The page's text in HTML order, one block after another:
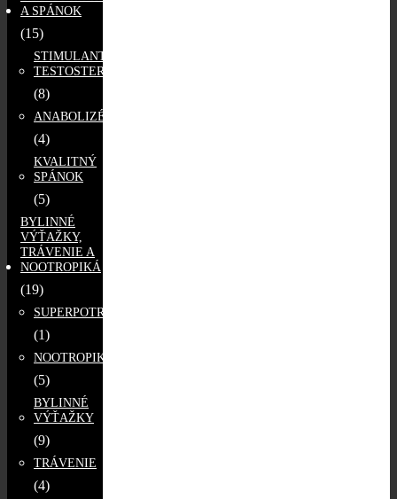
A SPÁNOK
(15)
STIMULANTY
TESTOSTERÓNU
(8)
ANABOLIZÉRY
(4)
KVALITNÝ
SPÁNOK
(5)
BYLINNÉ
VÝŤAŽKY,
TRÁVENIE A
NOOTROPIKÁ
(19)
SUPERPOTRAVINY
(1)
NOOTROPIKÁ
(5)
BYLINNÉ
VÝŤAŽKY
(9)
TRÁVENIE
(4)